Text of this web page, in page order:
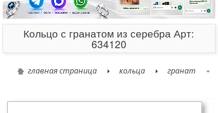
Кольцо с гранатом из серебра Арт:
634120
главная страница кольца гранат